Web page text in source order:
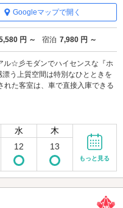
Googleマップで開く
円 ～ 宿泊 7,980 円 ～
ル☆彡モダンでハイセンスな『ホ
う上質空間は特別なひとときを
れた客室は、車で直接入庫できる
水 木
12 13
もっと見る